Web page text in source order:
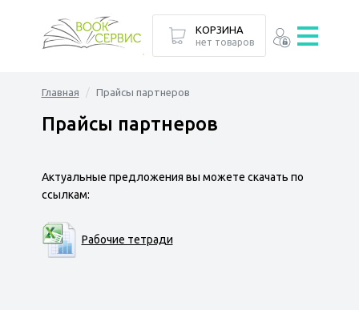
Главная Прайсы партнеров
Прайсы партнеров
Актуальные предложения вы можете скачать по
ссылкам:
Рабочие тетради
КОРЗИНА
нет товаров